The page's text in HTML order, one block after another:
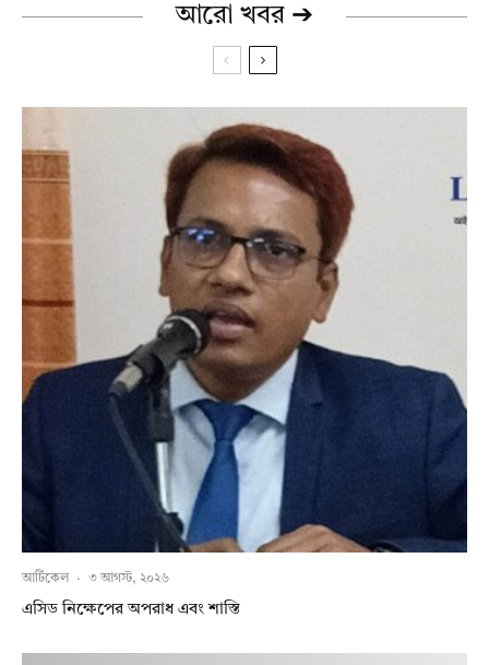
আরো খবর ➔
আর্টিকেল · ৩ আগস্ট, ২০২৬
এসিড নিক্ষেপের অপরাধ এবং শাস্তি